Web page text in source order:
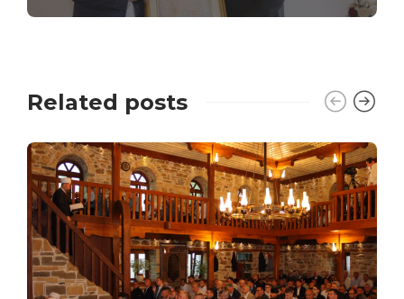
Related posts